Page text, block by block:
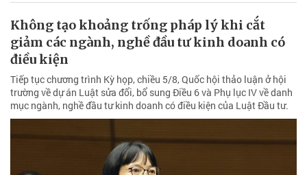
Không tạo khoảng trống pháp lý khi cắt
giảm các ngành, nghề đầu tư kinh doanh có
điều kiện
Tiếp tục chương trình Kỳ họp, chiều 5/8, Quốc hội thảo luận ở hội
trường về dự án Luật sửa đổi, bổ sung Điều 6 và Phụ lục IV về danh
mục ngành, nghề đầu tư kinh doanh có điều kiện của Luật Đầu tư.